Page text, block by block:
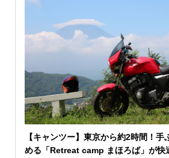
【キャンツー】東京から約2時間！手
める「Retreat camp まほろば」が